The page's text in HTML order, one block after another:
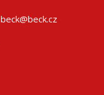
beck@beck.cz